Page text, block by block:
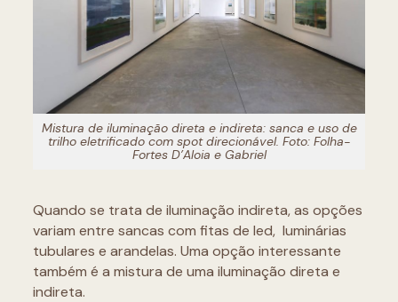
Mistura de iluminação direta e indireta: sanca e uso de
trilho eletrificado com spot direcionável. Foto: Folha-
Fortes D’Aloia e Gabriel
Quando se trata de iluminação indireta, as opções
variam entre sancas com fitas de led, luminárias
tubulares e arandelas. Uma opção interessante
também é a mistura de uma iluminação direta e
indireta.